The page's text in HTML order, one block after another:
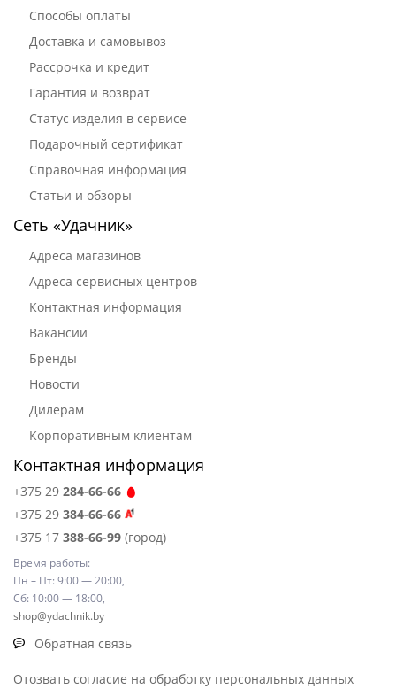
Способы оплаты
Доставка и самовывоз
Рассрочка и кредит
Гарантия и возврат
Статус изделия в сервисе
Подарочный сертификат
Справочная информация
Статьи и обзоры
Сеть «Удачник»
Адреса магазинов
Адреса сервисных центров
Контактная информация
Вакансии
Бренды
Новости
Дилерам
Корпоративным клиентам
Контактная информация
+375 29 284-66-66
+375 29 384-66-66
+375 17 388-66-99 (город)
Время работы:
Пн – Пт: 9:00 — 20:00,
Сб: 10:00 — 18:00,
shop@ydachnik.by
Обратная связь
Отозвать согласие на обработку персональных данных